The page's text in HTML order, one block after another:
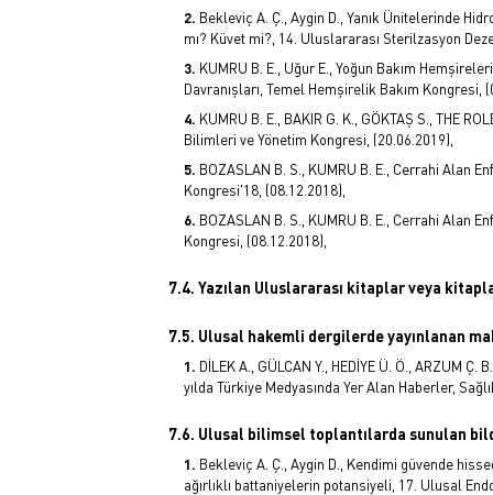
Bekleviç A. Ç., Aygin D., Yanık Ünitelerinde
mı? Küvet mi?, 14. Uluslararası Sterilzasyon
KUMRU B. E., Uğur E., Yoğun Bakım
Davranışları, Temel Hemşirelik Bakım Kongresi,
KUMRU B. E., BAKIR G. K., GÖKTAŞ S., THE
Bilimleri ve Yönetim Kongresi, (20.06.2019),
BOZASLAN B. S., KUMRU B. E., Cerrahi Alan
Kongresi'18, (08.12.2018),
BOZASLAN B. S., KUMRU B. E., Cerrahi Alan
Kongresi, (08.12.2018),
7.4. Yazılan Uluslararası kitaplar veya
7.5. Ulusal hakemli dergilerde yayınlanan
DİLEK A., GÜLCAN Y., HEDİYE Ü. Ö., ARZUM
yılda Türkiye Medyasında Yer Alan Haberler,
7.6. Ulusal bilimsel toplantılarda sunulan
Bekleviç A. Ç., Aygin D., Kendimi güvende
ağırlıklı battaniyelerin potansiyeli, 17. Ulusal